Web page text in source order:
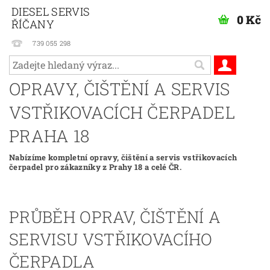
DIESEL SERVIS
ŘÍČANY
739 055 298
0 Kč
OPRAVY, ČIŠTĚNÍ A SERVIS
VSTŘIKOVACÍCH ČERPADEL
PRAHA 18
Nabízíme kompletní opravy, čištění a servis vstřikovacích
čerpadel pro zákazníky z Prahy 18 a celé ČR.
PRŮBĚH OPRAV, ČIŠTĚNÍ A
SERVISU VSTŘIKOVACÍHO
ČERPADLA